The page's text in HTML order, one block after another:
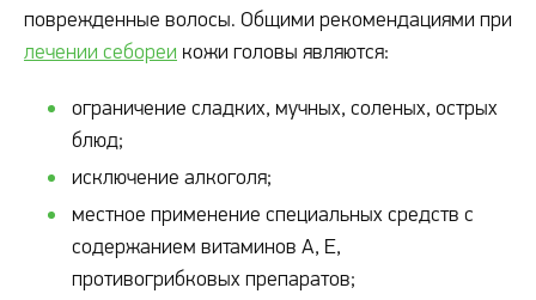
поврежденные волосы. Общими рекомендациями при
лечении себореи кожи головы являются:
ограничение сладких, мучных, соленых, острых
блюд;
исключение алкоголя;
местное применение специальных средств с
содержанием витаминов А, Е,
противогрибковых препаратов;